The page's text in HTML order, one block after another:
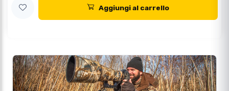
Aggiungi al carrello